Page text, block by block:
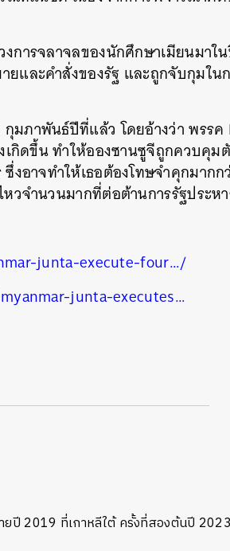
การจลาจลของนักศึกษาเมียนมาใ
และคำสั่งของรัฐ และถูกจับกุมใน
กุมภาพันธ์ปีที่แล้ว โดยอ้างว่า พรร
เกิดขึ้น ทำให้อองซานซูจีถูกควบคุ
งอาจทำให้เธอต้องโทษจำคุกมาก
วจำนวนมากที่ต่อต้านการรัฐประห
junta-execute-four…/
junta-executes…
ยปี 2019 ที่เกาหลีใต้ ครั้งที่สองต้นปี